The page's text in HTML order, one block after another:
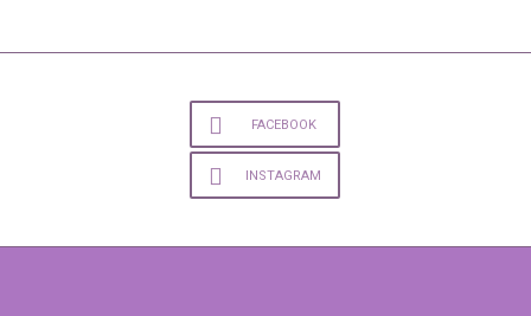
FACEBOOK
INSTAGRAM